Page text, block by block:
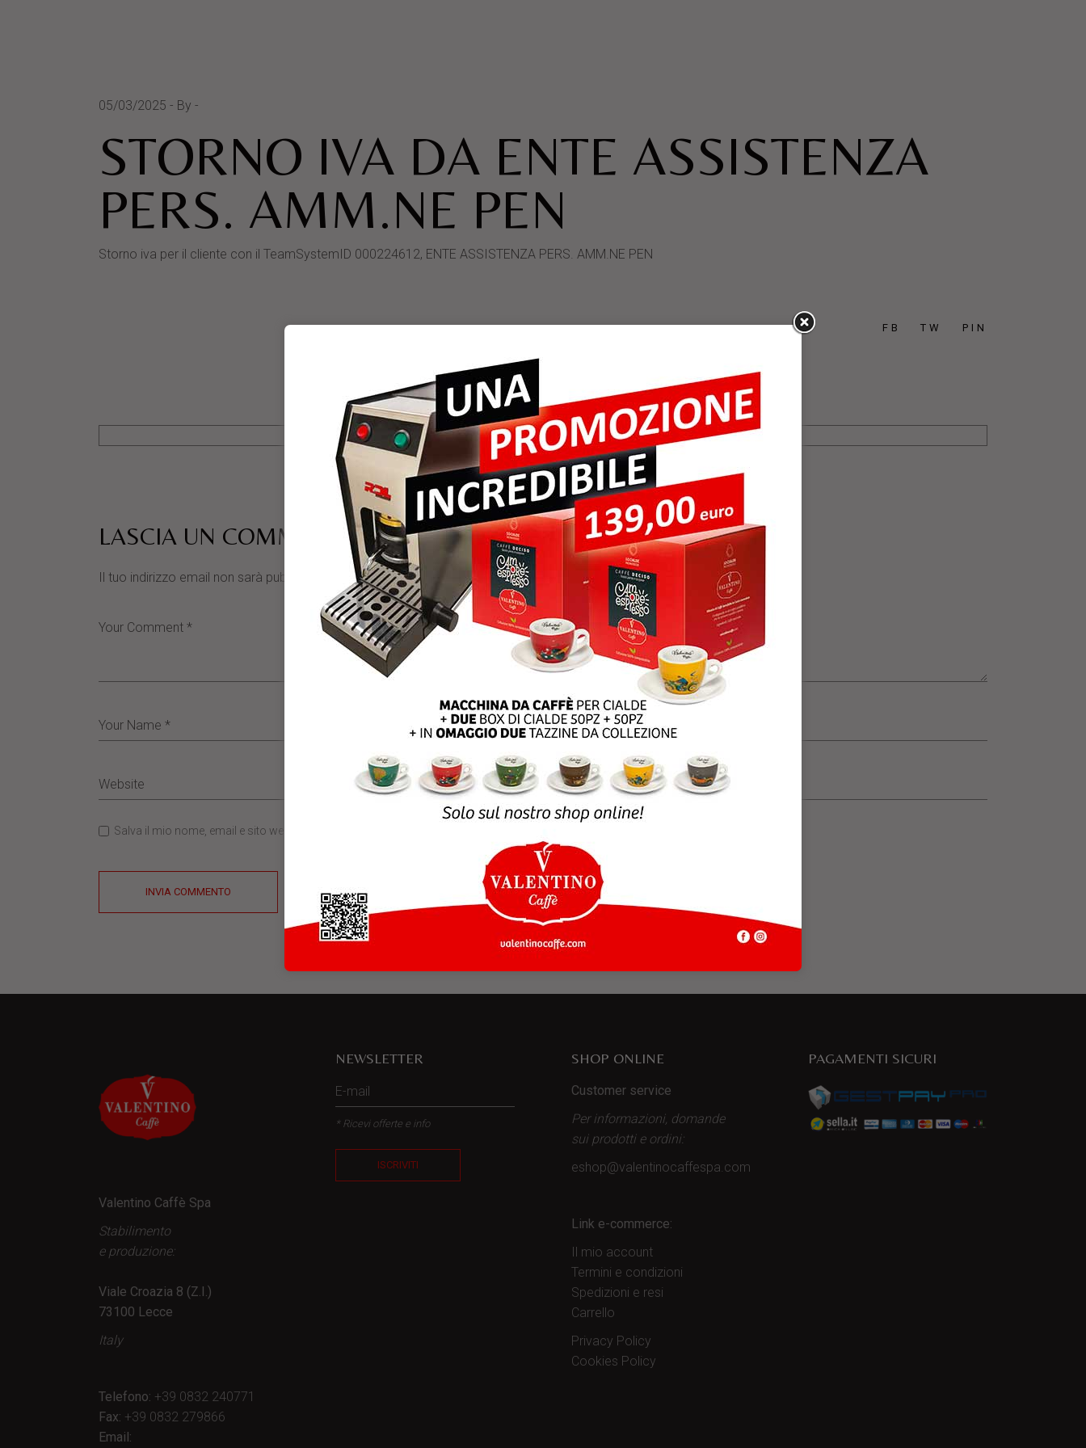
05/03/2025 By
STORNO IVA DA ENTE ASSISTENZA
PERS. AMM.NE PEN
Storno iva per il cliente con il TeamSystemID 000224612, ENTE ASSISTENZA PERS. AMM.NE PEN
FB TW PIN
LASCIA UN COMMENTO
Il tuo indirizzo email non sarà pubblicato. I campi obbligatori sono contrassegnati
Salva il mio nome, email e sito web in questo browser per la prossima volta che commento.
INVIA COMMENTO
Valentino Caffè Spa
Stabilimento
e produzione:
Viale Croazia 8 (Z.I.)
73100 Lecce
Italy
Telefono: +39 0832 240771
Fax: +39 0832 279866
Email:
NEWSLETTER
* Ricevi offerte e info
ISCRIVITI
SHOP ONLINE
Customer service
Per informazioni, domande
sui prodotti e ordini:
eshop@valentinocaffespa.com
Link e-commerce:
Il mio account
Termini e condizioni
Spedizioni e resi
Carrello
Privacy Policy
Cookies Policy
PAGAMENTI SICURI